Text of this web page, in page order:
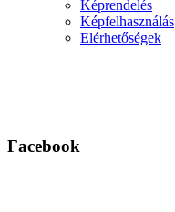
Képrendelés
Képfelhasználás
Elérhetőségek
Facebook